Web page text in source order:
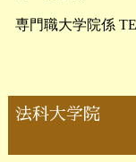
専門職大学院係
法科大学院